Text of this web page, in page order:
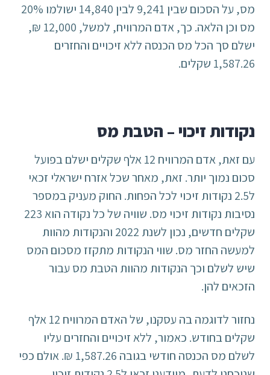
מס, על הסכום שבין 9,241 לבין 14,840 ישולמו 20%
מס וכן הלאה. כך, אדם המרוויח, למשל, 12,000 ₪,
ישלם סך הכל מס הכנסה ללא זיכויים והחזרים
1,587.26 שקלים.
נקודות זיכוי – הטבת מס
עם זאת, אדם המרוויח 12 אלף שקלים ישלם בפועל
סכום נמוך יותר. זאת, מאחר שכל אזרח ישראלי זכאי
ל2.5 נקודות זיכוי לכל הפחות. החוק מעניק במספר
נסיבות נקודות זיכוי מס. שוויה של כל נקודה הוא 223
שקלים חדשים, נכון לשנת 2022 והנקודות מהוות
למעשה החזר מס. שווי הנקודות מתקזז מסכום המס
שיש לשלם וכך הנקודות מהוות הטבת מס עבור
הזכאים להן.
נחזור לדוגמה בה עסקנו, של האדם המרוויח 12 אלף
שקלים בחודש. כאמור, ללא זיכויים והחזרים עליו
לשלם מס הכנסה חודשי בגובה 1,587.26 ₪. אולם כפי